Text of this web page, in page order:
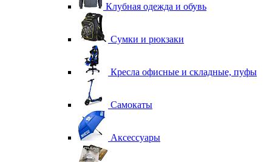
Клубная одежда и обувь
Сумки и рюкзаки
Кресла офисные и складные, пуфы
Самокаты
Аксессуары